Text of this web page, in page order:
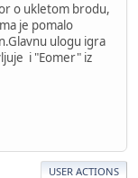
o ukletom brodu,
je pomalo
ulogu igra
i "Eomer" iz
USER ACTIONS